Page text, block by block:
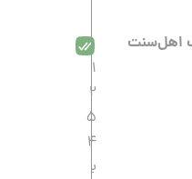
اهل‌سنت
1
2
5
4
ب